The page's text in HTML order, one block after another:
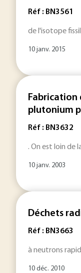
Réf : BN3561
de l'isotope
10 janv. 2015
Fabrication
plutonium
Réf : BN3632
. On est loin de
10 janv. 2003
Déchets
Réf : BN3663
à neutrons
10 déc. 2010